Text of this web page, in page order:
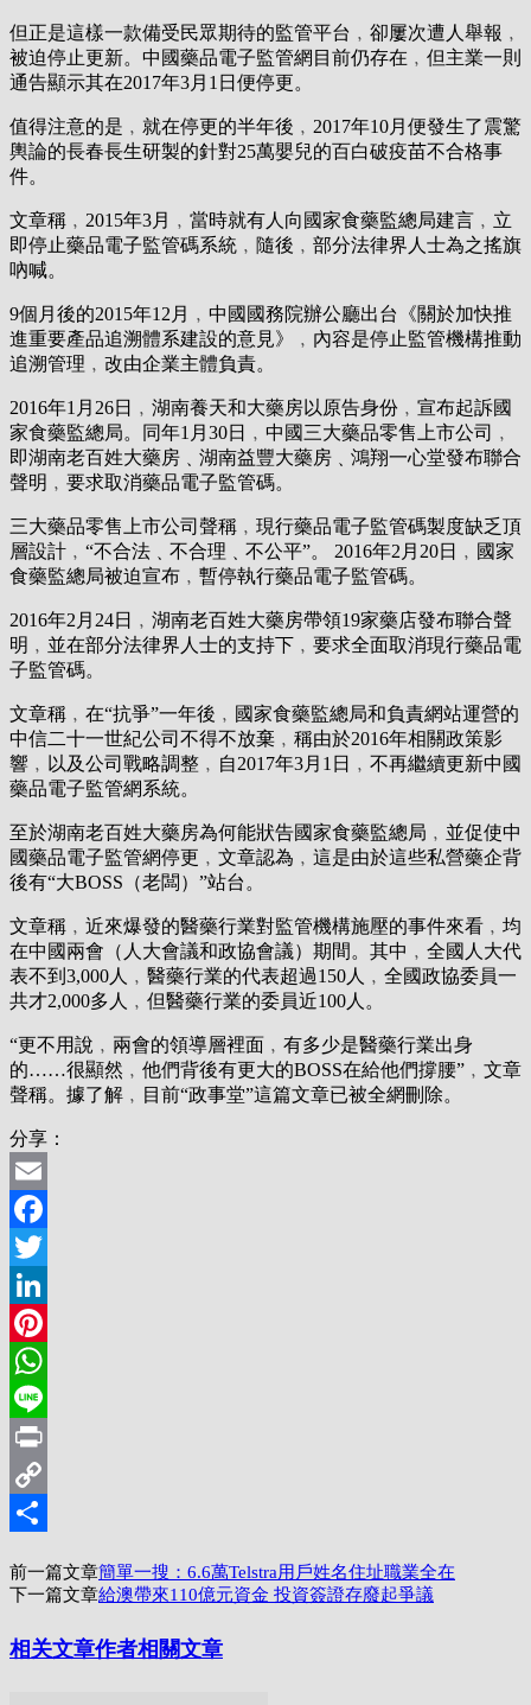
但正是這樣一款備受民眾期待的監管平台﹐卻屢次遭人舉報﹐
被迫停止更新。中國藥品電子監管網目前仍存在﹐但主業一則
通告顯示其在2017年3月1日便停更。
值得注意的是﹐就在停更的半年後﹐2017年10月便發生了震驚
輿論的長春長生研製的針對25萬嬰兒的百白破疫苗不合格事
件。
文章稱﹐2015年3月﹐當時就有人向國家食藥監總局建言﹐立
即停止藥品電子監管碼系統﹐隨後﹐部分法律界人士為之搖旗
吶喊。
9個月後的2015年12月﹐中國國務院辦公廳出台《關於加快推
進重要產品追溯體系建設的意見》﹐內容是停止監管機構推動
追溯管理﹐改由企業主體負責。
2016年1月26日﹐湖南養天和大藥房以原告身份﹐宣布起訴國
家食藥監總局。同年1月30日﹐中國三大藥品零售上市公司﹐
即湖南老百姓大藥房﹑湖南益豐大藥房﹑鴻翔一心堂發布聯合
聲明﹐要求取消藥品電子監管碼。
三大藥品零售上市公司聲稱﹐現行藥品電子監管碼製度缺乏頂
層設計﹐“不合法﹑不合理﹑不公平”。 2016年2月20日﹐國家
食藥監總局被迫宣布﹐暫停執行藥品電子監管碼。
2016年2月24日﹐湖南老百姓大藥房帶領19家藥店發布聯合聲
明﹐並在部分法律界人士的支持下﹐要求全面取消現行藥品電
子監管碼。
文章稱﹐在“抗爭”一年後﹐國家食藥監總局和負責網站運營的
中信二十一世紀公司不得不放棄﹐稱由於2016年相關政策影
響﹐以及公司戰略調整﹐自2017年3月1日﹐不再繼續更新中國
藥品電子監管網系統。
至於湖南老百姓大藥房為何能狀告國家食藥監總局﹐並促使中
國藥品電子監管網停更﹐文章認為﹐這是由於這些私營藥企背
後有“大BOSS（老闆）”站台。
文章稱﹐近來爆發的醫藥行業對監管機構施壓的事件來看﹐均
在中國兩會（人大會議和政協會議）期間。其中﹐全國人大代
表不到3,000人﹐醫藥行業的代表超過150人﹐全國政協委員一
共才2,000多人﹐但醫藥行業的委員近100人。
“更不用說﹐兩會的領導層裡面﹐有多少是醫藥行業出身
的……很顯然﹐他們背後有更大的BOSS在給他們撐腰”﹐文章
聲稱。據了解﹐目前“政事堂”這篇文章已被全網刪除。
分享：
Email
Facebook
Twitter
LinkedIn
Pinterest
WhatsApp
Line
Print
Copy
享
前一篇文章簡單一搜：6.6萬Telstra用戶姓名住址職業全在
下一篇文章給澳帶來110億元資金 投資簽證存廢起爭議
相关文章作者相關文章